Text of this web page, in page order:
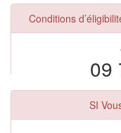
Conditions
09
SI